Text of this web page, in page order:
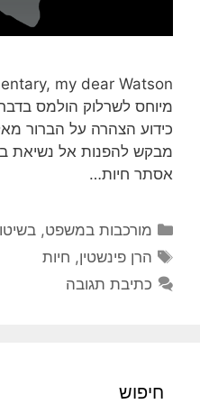
מיוחס לשרלוק הולמס
כידוע הצהרה על הברור
מבקש להפנות אל נשיאת
אסתר חיות…
קטגוריות
מורכבות במשפט,
תגיות
הרן פינשטין, חיות
כתיבת תגובה
חיפוש